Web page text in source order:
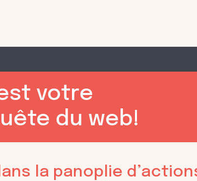
votre
du web!
la panoplie